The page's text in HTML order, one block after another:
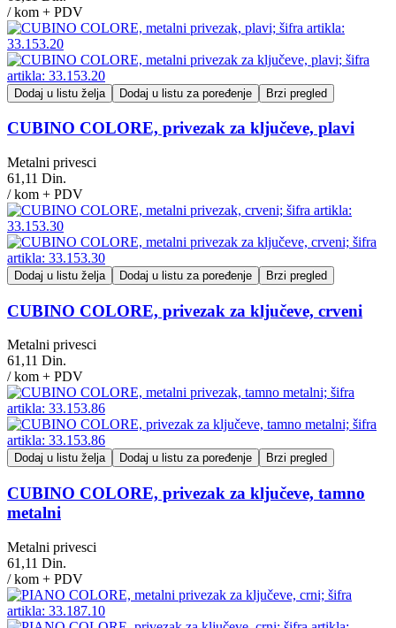
/ kom + PDV
Dodaj u listu želja Dodaj u listu za poređenje Brzi pregled
CUBINO COLORE, privezak za ključeve, plavi
Metalni privesci
61,11 Din.
/ kom + PDV
Dodaj u listu želja Dodaj u listu za poređenje Brzi pregled
CUBINO COLORE, privezak za ključeve, crveni
Metalni privesci
61,11 Din.
/ kom + PDV
Dodaj u listu želja Dodaj u listu za poređenje Brzi pregled
CUBINO COLORE, privezak za ključeve, tamno
metalni
Metalni privesci
61,11 Din.
/ kom + PDV